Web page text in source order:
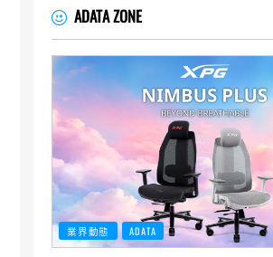
ADATA ZONE
業界動態 ADATA